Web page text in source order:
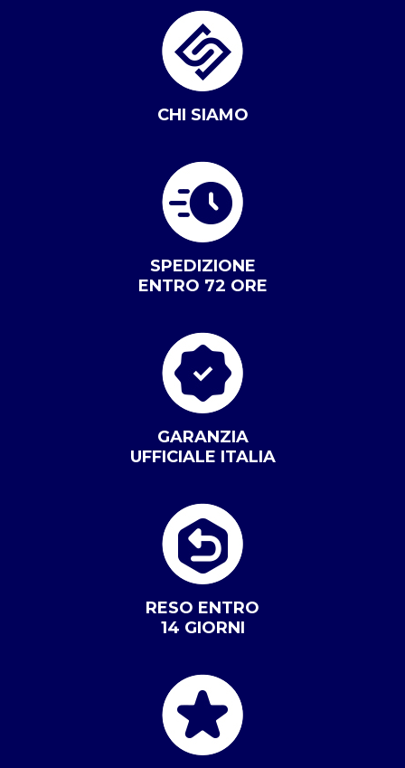
CHI SIAMO
SPEDIZIONE
ENTRO 72 ORE
GARANZIA
UFFICIALE ITALIA
RESO ENTRO
14 GIORNI